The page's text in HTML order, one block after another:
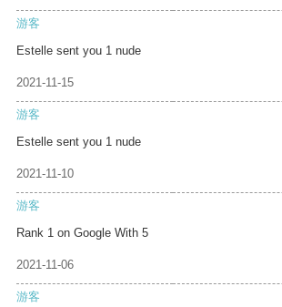
游客
Estelle sent you 1 nude
2021-11-15
游客
Estelle sent you 1 nude
2021-11-10
游客
Rank 1 on Google With 5
2021-11-06
游客